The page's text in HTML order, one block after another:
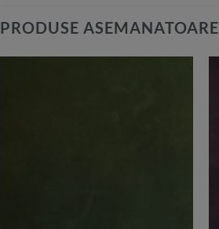
PRODUSE ASEMANATOARE